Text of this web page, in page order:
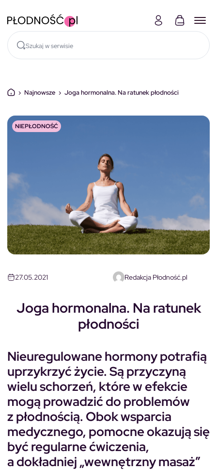
› Najnowsze › Joga hormonalna. Na ratunek płodności
NIEPŁODNOŚĆ
27.05.2021 Redakcja Płodność.pl
Joga hormonalna. Na ratunek
płodności
Nieuregulowane hormony potrafią
uprzykrzyć życie. Są przyczyną
wielu schorzeń, które w efekcie
mogą prowadzić do problemów
z płodnością. Obok wsparcia
medycznego, pomocne okazują się
być regularne ćwiczenia,
a dokładniej „wewnętrzny masaż”